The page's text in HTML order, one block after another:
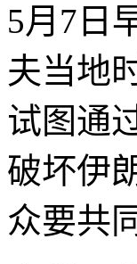
5月7日
夫当地
试图通
破坏伊
众要共